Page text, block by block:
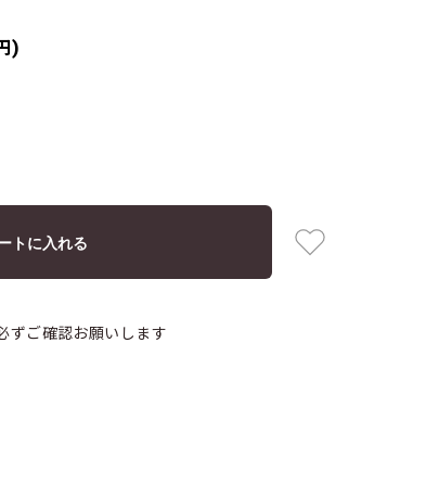
)
トに入れる
ずご確認お願いします